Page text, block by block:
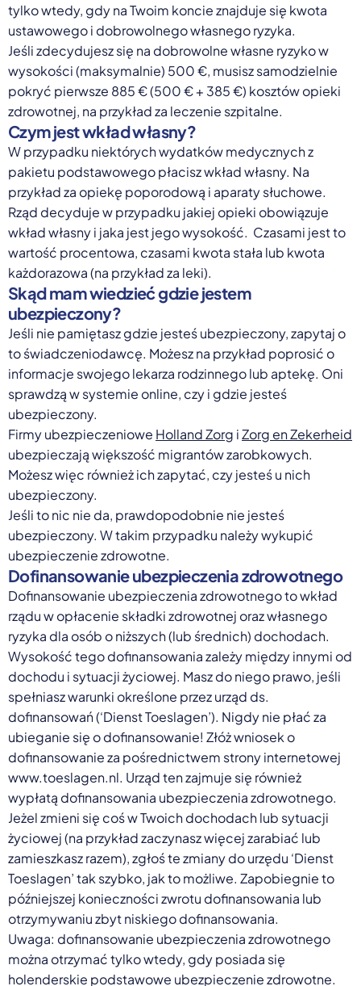
tylko wtedy, gdy na Twoim koncie znajduje się kwota
ustawowego i dobrowolnego własnego ryzyka.
Jeśli zdecydujesz się na dobrowolne własne ryzyko w
wysokości (maksymalnie) 500 €, musisz samodzielnie
pokryć pierwsze 885 € (500 € + 385 €) kosztów opieki
zdrowotnej, na przykład za leczenie szpitalne.
Czym jest wkład własny?
W przypadku niektórych wydatków medycznych z
pakietu podstawowego płacisz wkład własny. Na
przykład za opiekę poporodową i aparaty słuchowe.
Rząd decyduje w przypadku jakiej opieki obowiązuje
wkład własny i jaka jest jego wysokość. Czasami jest to
wartość procentowa, czasami kwota stała lub kwota
każdorazowa (na przykład za leki).
Skąd mam wiedzieć gdzie jestem
ubezpieczony?
Jeśli nie pamiętasz gdzie jesteś ubezpieczony, zapytaj o
to świadczeniodawcę. Możesz na przykład poprosić o
informacje swojego lekarza rodzinnego lub aptekę. Oni
sprawdzą w systemie online, czy i gdzie jesteś
ubezpieczony.
Firmy ubezpieczeniowe Holland Zorg iZorg en Zekerheid
ubezpieczają większość migrantów zarobkowych.
Możesz więc również ich zapytać, czy jesteś u nich
ubezpieczony.
Jeśli to nic nie da, prawdopodobnie nie jesteś
ubezpieczony. W takim przypadku należy wykupić
ubezpieczenie zdrowotne.
Dofinansowanie ubezpieczenia zdrowotnego
Dofinansowanie ubezpieczenia zdrowotnego to wkład
rządu w opłacenie składki zdrowotnej oraz własnego
ryzyka dla osób o niższych (lub średnich) dochodach.
Wysokość tego dofinansowania zależy między innymi od
dochodu i sytuacji życiowej. Masz do niego prawo, jeśli
spełniasz warunki określone przez urząd ds.
dofinansowań (‘Dienst Toeslagen’). Nigdy nie płać za
ubieganie się o dofinansowanie! Złóż wniosek o
dofinansowanie za pośrednictwem strony internetowej
www.toeslagen.nl. Urząd ten zajmuje się również
wypłatą dofinansowania ubezpieczenia zdrowotnego.
Jeżel zmieni się coś w Twoich dochodach lub sytuacji
życiowej (na przykład zaczynasz więcej zarabiać lub
zamieszkasz razem), zgłoś te zmiany do urzędu ‘Dienst
Toeslagen’ tak szybko, jak to możliwe. Zapobiegnie to
późniejszej konieczności zwrotu dofinansowania lub
otrzymywaniu zbyt niskiego dofinansowania.
Uwaga: dofinansowanie ubezpieczenia zdrowotnego
można otrzymać tylko wtedy, gdy posiada się
holenderskie podstawowe ubezpieczenie zdrowotne.